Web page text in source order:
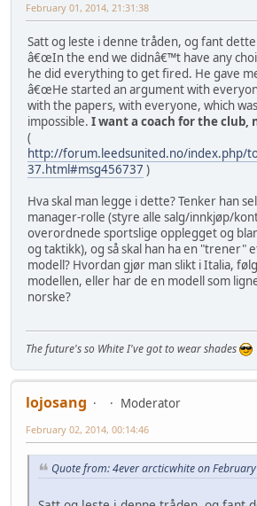
February 01, 2014, 21:31:38
Satt og leste i denne tråden, og fant
â€œIn the end we didnâ€™t have any
he did everything to get fired. He gave
â€œHe started an argument with
with the papers, with everyone, which
impossible. I want a coach for the club,
(
http://forum.leedsunited.no/index.php/
37.html#msg456737 )
Hva skal man legge i dette? Tenker han
manager-rolle (styre alle salg/innkjøp/
overordnede sportslige opplegget og
og taktikk), og så skal han ha en "trener"
modell? Hvordan gjør man slikt i Italia,
modellen, eller har de en modell som
norske?
The future's so White I've got to wear shades
lojosang
Moderator
February 02, 2014, 00:14:46
Quote from: 4ever arcticwhite on